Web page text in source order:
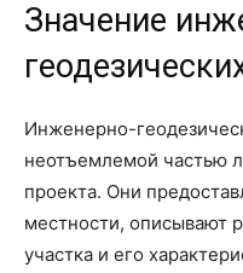
Значение
Инженерно-
неотъемлемой частью
проекта. Они
местности, описывают
участка и его